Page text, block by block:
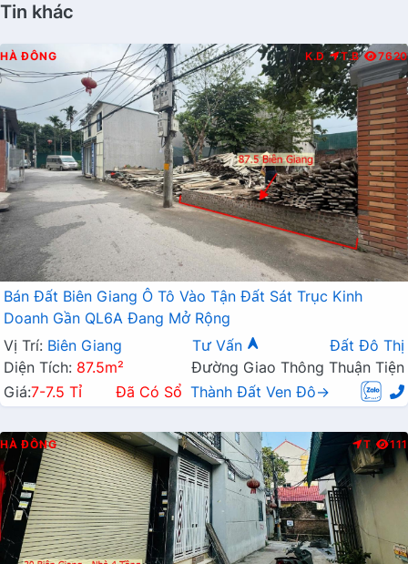
Tin khác
HÀ ĐÔNG K.D T.B 7620
Bán Đất Biên Giang Ô Tô Vào Tận Đất Sát Trục Kinh
Doanh Gần QL6A Đang Mở Rộng
Vị Trí: Biên Giang Tư Vấn
Đất Đô Thị
Diện Tích: 87.5m²
Đường Giao Thông Thuận Tiện
Giá:7-7.5 Tỉ Đã Có Sổ Thành Đất Ven Đô→
HÀ ĐÔNG T 111